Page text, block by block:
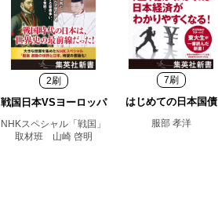
2刷
戦国日本VSヨーロッパ
NHKスペシャル「戦国」
取材班 山崎 啓明
7刷
はじめての日本国債
服部 孝洋